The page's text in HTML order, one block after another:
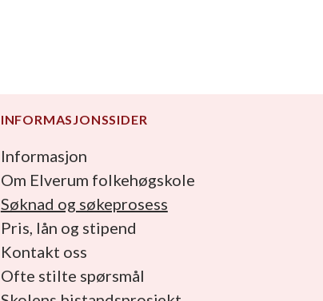
INFORMASJONSSIDER
Informasjon
Om Elverum folkehøgskole
Søknad og søkeprosess
Pris, lån og stipend
Kontakt oss
Ofte stilte spørsmål